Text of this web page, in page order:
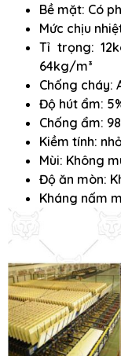
Bề mặt: Có
Mức chịu
Tỉ trọng:
64kg/m³
Chống cháy:
Độ hút ẩm:
Chống ẩm:
Kiềm tính:
Mùi: Không
Độ ăn mòn:
Kháng nấm